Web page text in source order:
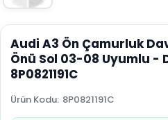
Audi A3 Ön Çamurluk
Önü Sol 03-08 Uyumlu -
8P0821191C
Ürün Kodu: 8P0821191C